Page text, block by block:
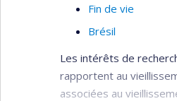
Fin de vie
Brésil
Les intérêts de
rapportent au
associées au